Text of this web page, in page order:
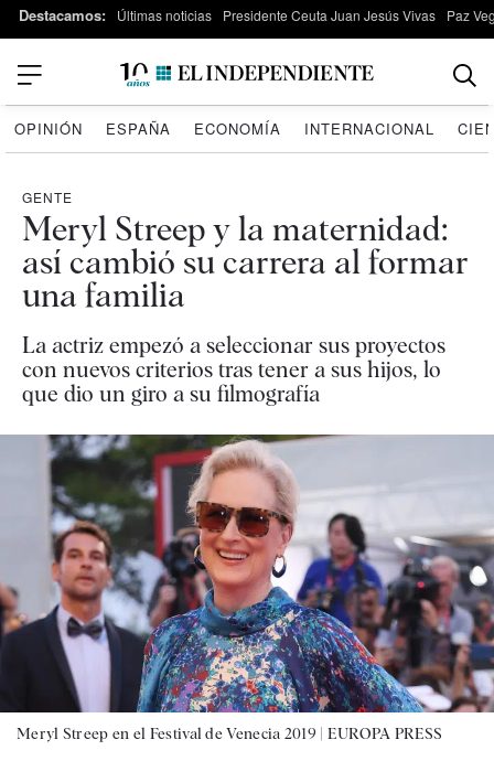
Destacamos: Últimas noticias Presidente Ceuta Juan Jesús Vivas Paz
OPINIÓN ESPAÑA ECONOMÍA INTERNACIONAL
GENTE
Meryl Streep y la maternidad:
así cambió su carrera al formar
una familia
La actriz empezó a seleccionar sus proyectos
con nuevos criterios tras tener a sus hijos, lo
que dio un giro a su filmografía
Meryl Streep en el Festival de Venecia 2019 | EUROPA PRESS